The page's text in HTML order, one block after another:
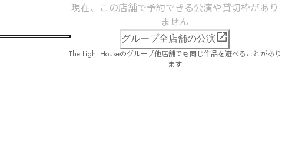
現在、この店舗で予約できる公演や貸切枠があり
ません
グループ全店舗の公演
The Light Houseのグループ他店舗でも同じ作品を遊べることがあり
ます